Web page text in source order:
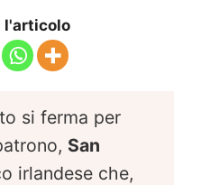
l'articolo
si ferma per
San
irlandese che,